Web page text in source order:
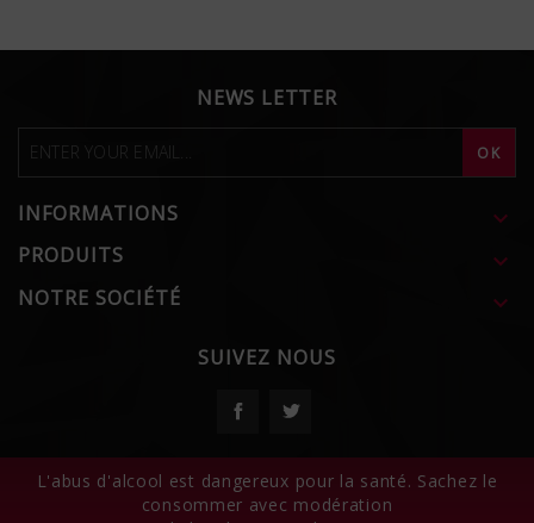
NEWS LETTER
INFORMATIONS 
PRODUITS 
NOTRE SOCIÉTÉ 
SUIVEZ NOUS
Facebook
L'abus d'alcool est dangereux pour la santé. Sachez le
consommer avec modération